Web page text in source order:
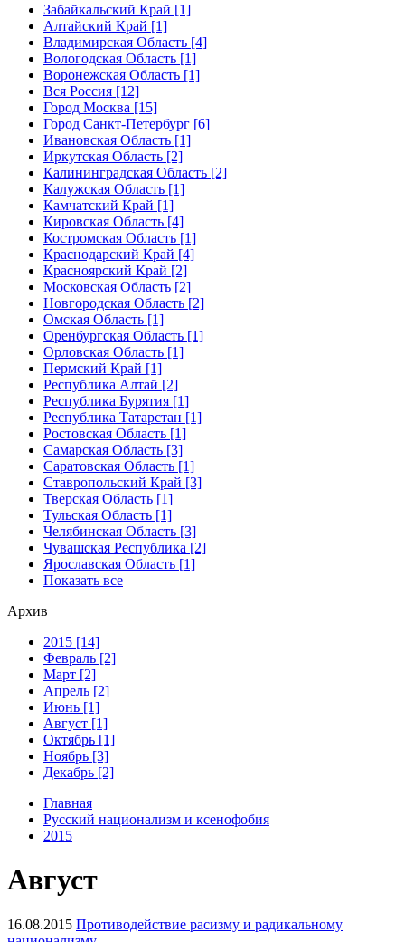
Забайкальский Край [1]
Алтайский Край [1]
Владимирская Область [4]
Вологодская Область [1]
Воронежская Область [1]
Вся Россия [12]
Город Москва [15]
Город Санкт-Петербург [6]
Ивановская Область [1]
Иркутская Область [2]
Калининградская Область [2]
Калужская Область [1]
Камчатский Край [1]
Кировская Область [4]
Костромская Область [1]
Краснодарский Край [4]
Красноярский Край [2]
Московская Область [2]
Новгородская Область [2]
Омская Область [1]
Оренбургская Область [1]
Орловская Область [1]
Пермский Край [1]
Республика Алтай [2]
Республика Бурятия [1]
Республика Татарстан [1]
Ростовская Область [1]
Самарская Область [3]
Саратовская Область [1]
Ставропольский Край [3]
Тверская Область [1]
Тульская Область [1]
Челябинская Область [3]
Чувашская Республика [2]
Ярославская Область [1]
Показать все
Архив
2015 [14]
Февраль [2]
Март [2]
Апрель [2]
Июнь [1]
Август [1]
Октябрь [1]
Ноябрь [3]
Декабрь [2]
Главная
Русский национализм и ксенофобия
2015
Август
16.08.2015 Противодействие расизму и радикальному